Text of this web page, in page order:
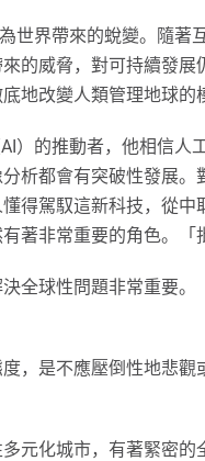
世界帶來的蛻變。隨
的威脅，對可持續發
地改變人類管理地球的
）的推動者，他相信
析都會有突破性發展
懂得駕馭這新科技，從
著非常重要的角色。「
全球性問題非常重要
度，是不應壓倒性地悲
元化城市，有著緊密